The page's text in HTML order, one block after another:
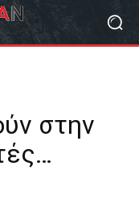
στην